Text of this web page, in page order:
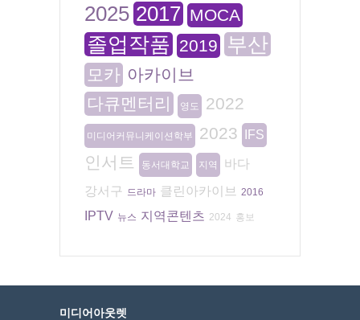
2025 2017 MOCA
졸업작품 2019 부산
모카 아카이브
다큐멘터리
영도 2022
미디어커뮤니케이션학부 2023 IFS
인서트 동서대학교 지역
바다
강서구 드라마 클린아카이브 2016
IPTV 뉴스 지역콘텐츠 2024 홍보
미디어아웃렛